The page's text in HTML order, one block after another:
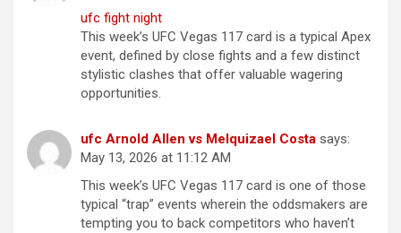
ufc fight night
This week’s UFC Vegas 117 card is a typical Apex
event, defined by close fights and a few distinct
stylistic clashes that offer valuable wagering
opportunities.
ufc Arnold Allen vs Melquizael Costa says:
May 13, 2026 at 11:12 AM
This week’s UFC Vegas 117 card is one of those
typical “trap” events wherein the oddsmakers are
tempting you to back competitors who haven’t